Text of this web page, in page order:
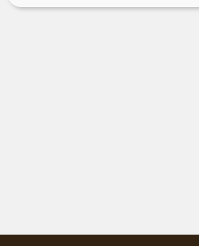
雕塑規劃，術後瘦下巴效果自然，